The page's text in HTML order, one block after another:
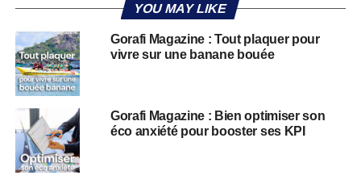
YOU MAY LIKE
Gorafi Magazine : Tout plaquer pour
vivre sur une banane bouée
Gorafi Magazine : Bien optimiser son
éco anxiété pour booster ses KPI